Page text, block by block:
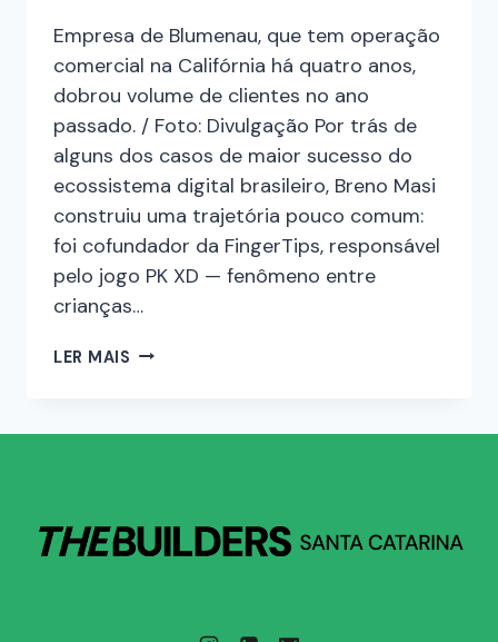
Empresa de Blumenau, que tem operação
comercial na Califórnia há quatro anos,
dobrou volume de clientes no ano
passado. / Foto: Divulgação Por trás de
alguns dos casos de maior sucesso do
ecossistema digital brasileiro, Breno Masi
construiu uma trajetória pouco comum:
foi cofundador da FingerTips, responsável
pelo jogo PK XD — fenômeno entre
crianças…
LER MAIS